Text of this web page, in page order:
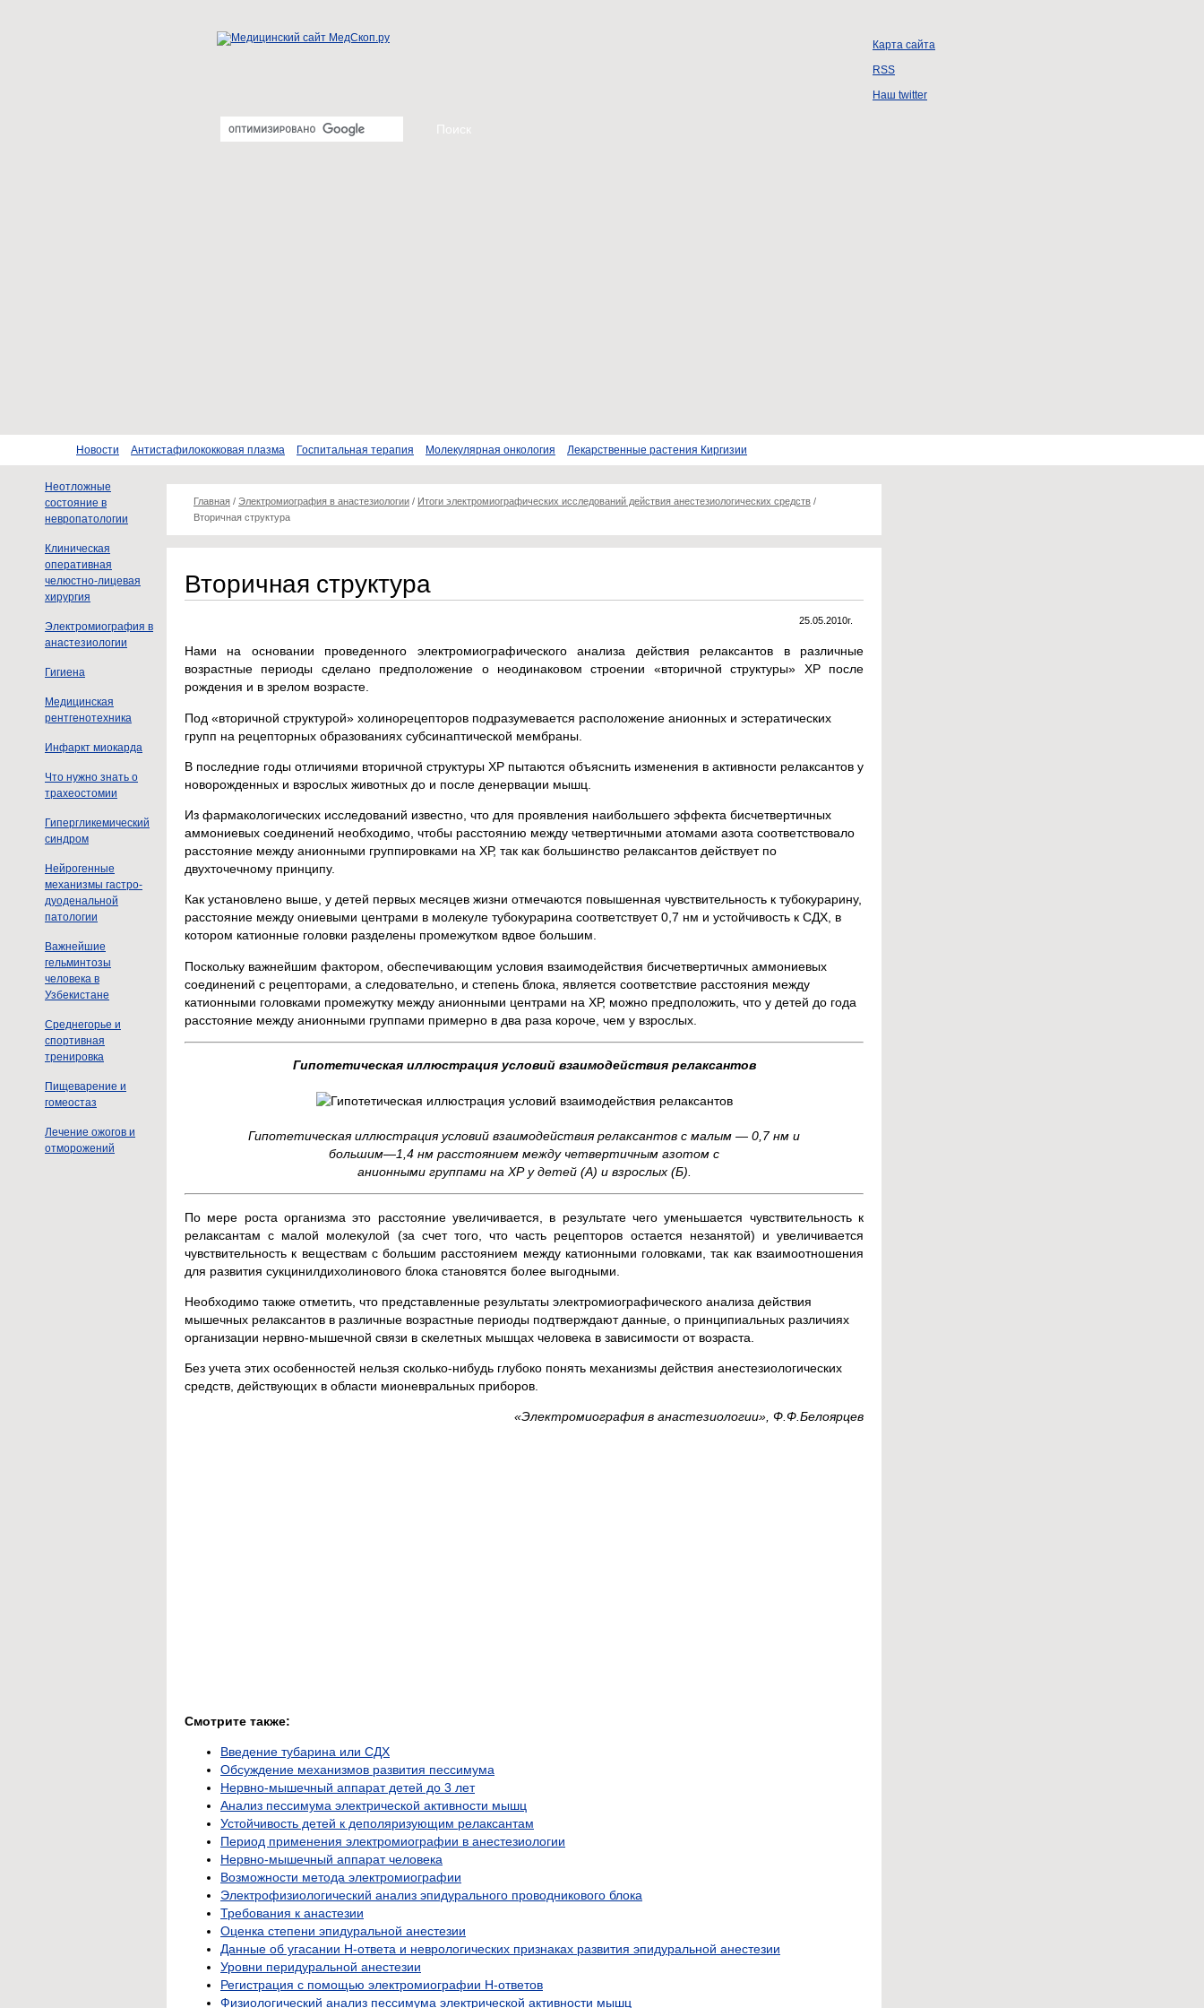
Карта сайта
RSS
Наш twitter
Новости Антистафилококковая плазма Госпитальная терапия Молекулярная онкология Лекарственные растения Киргизии
Неотложные
состояние в
невропатологии
Клиническая
оперативная
челюстно-лицевая
хирургия
Электромиография в
анастезиологии
Гигиена
Медицинская
рентгенотехника
Инфаркт миокарда
Что нужно знать о
трахеостомии
Гипергликемический
синдром
Нейрогенные
механизмы гастро-
дуоденальной
патологии
Важнейшие
гельминтозы
человека в
Узбекистане
Среднегорье и
спортивная
тренировка
Пищеварение и
гомеостаз
Лечение ожогов и
отморожений
Главная / Электромиография в анастезиологии / Итоги электромиографических исследований действия анестезиологических средств /
Вторичная структура
Вторичная структура
25.05.2010г.
Нами на основании проведенного электромиографического анализа действия релаксантов в различные
возрастные периоды сделано предположение о неодинаковом строении «вторичной структуры» ХР после
рождения и в зрелом возрасте.
Под «вторичной структурой» холинорецепторов подразумевается расположение анионных и эстератических
групп на рецепторных образованиях субсинаптической мембраны.
В последние годы отличиями вторичной структуры ХР пытаются объяснить изменения в активности релаксантов у
новорожденных и взрослых животных до и после денервации мышц.
Из фармакологических исследований известно, что для проявления наибольшего эффекта бисчетвертичных
аммониевых соединений необходимо, чтобы расстоянию между четвертичными атомами азота соответствовало
расстояние между анионными группировками на ХР, так как большинство релаксантов действует по
двухточечному принципу.
Как установлено выше, у детей первых месяцев жизни отмечаются повышенная чувствительность к тубокурарину,
расстояние между ониевыми центрами в молекуле тубокурарина соответствует 0,7 нм и устойчивость к СДХ, в
котором катионные головки разделены промежутком вдвое большим.
Поскольку важнейшим фактором, обеспечивающим условия взаимодействия бисчетвертичных аммониевых
соединений с рецепторами, а следовательно, и степень блока, является соответствие расстояния между
катионными головками промежутку между анионными центрами на ХР, можно предположить, что у детей до года
расстояние между анионными группами примерно в два раза короче, чем у взрослых.
Гипотетическая иллюстрация условий взаимодействия релаксантов
Гипотетическая иллюстрация условий взаимодействия релаксантов с малым — 0,7 нм и
большим—1,4 нм расстоянием между четвертичным азотом с
анионными группами на ХР у детей (А) и взрослых (Б).
По мере роста организма это расстояние увеличивается, в результате чего уменьшается чувствительность к
релаксантам с малой молекулой (за счет того, что часть рецепторов остается незанятой) и увеличивается
чувствительность к веществам с большим расстоянием между катионными головками, так как взаимоотношения
для развития сукцинилдихолинового блока становятся более выгодными.
Необходимо также отметить, что представленные результаты электромиографического анализа действия
мышечных релаксантов в различные возрастные периоды подтверждают данные, о принципиальных различиях
организации нервно-мышечной связи в скелетных мышцах человека в зависимости от возраста.
Без учета этих особенностей нельзя сколько-нибудь глубоко понять механизмы действия анестезиологических
средств, действующих в области мионевральных приборов.
«Электромиография в анастезиологии», Ф.Ф.Белоярцев
Смотрите также:
Введение тубарина или СДХ
Обсуждение механизмов развития пессимума
Нервно-мышечный аппарат детей до 3 лет
Анализ пессимума электрической активности мышц
Устойчивость детей к деполяризующим релаксантам
Период применения электромиографии в анестезиологии
Нервно-мышечный аппарат человека
Возможности метода электромиографии
Электрофизиологический анализ эпидурального проводникового блока
Требования к анастезии
Оценка степени эпидуральной анестезии
Данные об угасании Н-ответа и неврологических признаках развития эпидуральной анестезии
Уровни перидуральной анестезии
Регистрация с помощью электромиографии Н-ответов
Физиологический анализ пессимума электрической активности мышц